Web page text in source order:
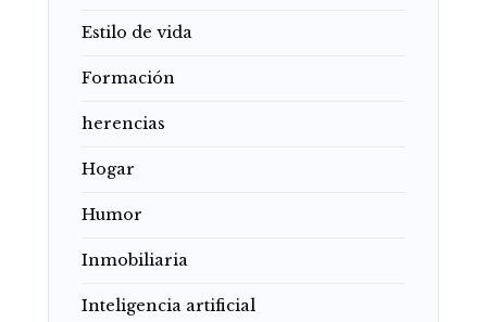
Estilo de vida
Formación
herencias
Hogar
Humor
Inmobiliaria
Inteligencia artificial